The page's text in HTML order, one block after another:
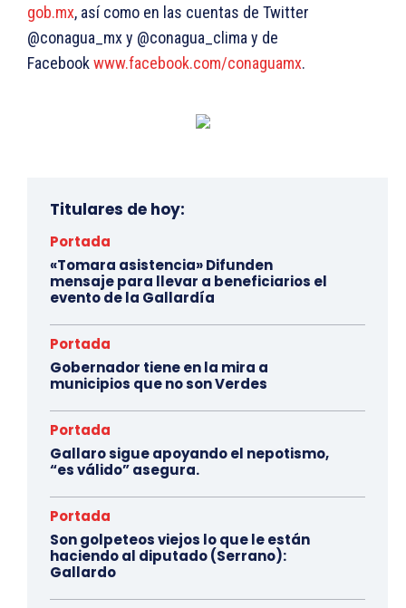
gob.mx, así como en las cuentas de Twitter
@conagua_mx y @conagua_clima y de
Facebookwww.facebook.com/conaguamx.
Titulares de hoy:
Portada
«Tomara asistencia» Difunden
mensaje para llevar a beneficiarios el
evento de la Gallardía
Portada
Gobernador tiene en la mira a
municipios que no son Verdes
Portada
Gallaro sigue apoyando el nepotismo,
“es válido” asegura.
Portada
Son golpeteos viejos lo que le están
haciendo al diputado (Serrano):
Gallardo